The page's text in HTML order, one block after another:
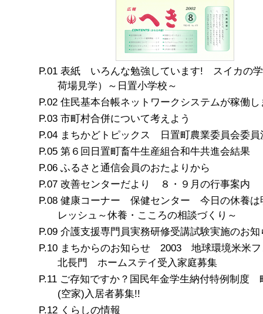
表紙 いろんな勉強しています! スイカの
荷場見学）～日置小学校～
住民基本台帳ネットワークシステムが稼働し
市町村合併について考えよう
まちかどトピックス 日置町農業委員会委員
第６回日置町畜牛生産組合和牛共進会結果
ふるさと通信会員のおたよりから
改善センターだより ８・９月の行事案内
健康コーナー 保健センター 今日の休養は
レッシュ～休養・こころの相談づくり～
介護支援専門員実務研修受講試験実施のお知
まちからのお知らせ 2003 地球環境米米フ
北長門 ホームステイ受入家庭募集
ご存知ですか？国民年金学生納付特例制度
(空家)入居者募集!!
くらしの情報